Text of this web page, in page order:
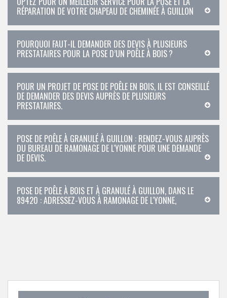
RÉPARATION DE VOTRE CHAPEAU DE CHEMINÉE À GUILLON
POURQUOI FAUT-IL DEMANDER DES DEVIS À PLUSIEURS
PRESTATAIRES POUR LA POSE D’UN POÊLE À BOIS ?
POUR UN PROJET DE POSE DE POÊLE EN BOIS, IL EST CONSEILLÉ
DE DEMANDER DES DEVIS AUPRÈS DE PLUSIEURS
PRESTATAIRES.
POSE DE POÊLE À GRANULÉ À GUILLON : RENDEZ-VOUS AUPRÈS
DU BUREAU DE RAMONAGE DE L'YONNE POUR UNE DEMANDE
DE DEVIS.
POSE DE POÊLE À BOIS ET À GRANULÉ À GUILLON, DANS LE
89420 : ADRESSEZ-VOUS À RAMONAGE DE L'YONNE,